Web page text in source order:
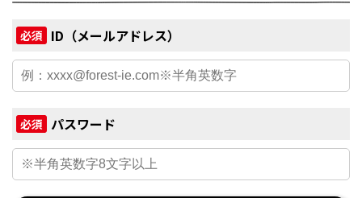
必須 ID（メールアドレス）
必須 パスワード